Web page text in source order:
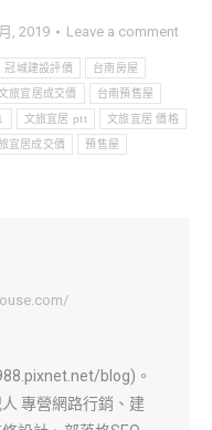
, 2019 Leave a comment
冠城建設評價 台南房屋
旅宜居成交價 台南預售屋
文旅宜居 ptt 文旅宜居 價格
宜居成交價 預售屋
blog)。
專營網路行銷、建